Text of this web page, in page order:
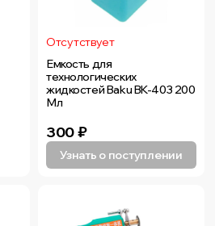
Отсутствует
Емкость для
технологических
жидкостей Baku BK-403 200
Мл
300₽
Узнать о поступлении